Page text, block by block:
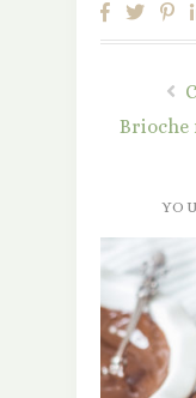
Brioche